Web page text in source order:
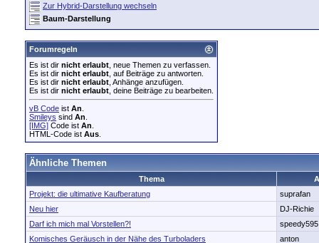
Zur Hybrid-Darstellung wechseln
Baum-Darstellung
Forumregeln
Es ist dir nicht erlaubt , neue Themen zu verfassen.
Es ist dir nicht erlaubt , auf Beiträge zu antworten.
Es ist dir nicht erlaubt , Anhänge anzufügen.
Es ist dir nicht erlaubt , deine Beiträge zu bearbeiten.
vB Code ist An
Smileys sind An
[IMG] Code ist An
HTML-Code ist Aus
Ähnliche Themen
Thema
Projekt: die ultimative Kaufberatung
suprafan
Neu hier
DJ-Richie
Darf ich mich mal Vorstellen?!
speedy595
Komisches Geräusch in der Nähe des Turboladers
anton